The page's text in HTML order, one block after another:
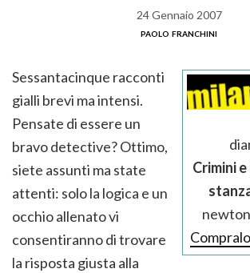
24 Gennaio 2007
paolo franchini
Crimini
Sessantacinque racconti
gialli brevi ma intensi.
Pensate di essere un
bravo detective? Ottimo,
siete assunti ma state
attenti: solo la logica e un
occhio allenato vi
consentiranno di trovare
la risposta giusta alla